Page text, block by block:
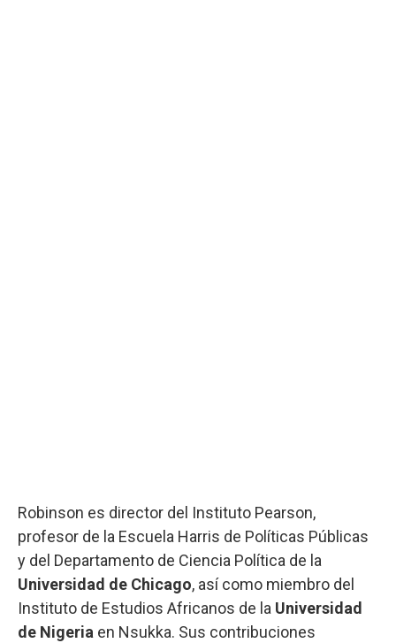
Robinson es director del Instituto Pearson,
profesor de la Escuela Harris de Políticas Públicas
y del Departamento de Ciencia Política de la
Universidad de Chicago, así como miembro del
Instituto de Estudios Africanos de la Universidad
de Nigeria en Nsukka. Sus contribuciones